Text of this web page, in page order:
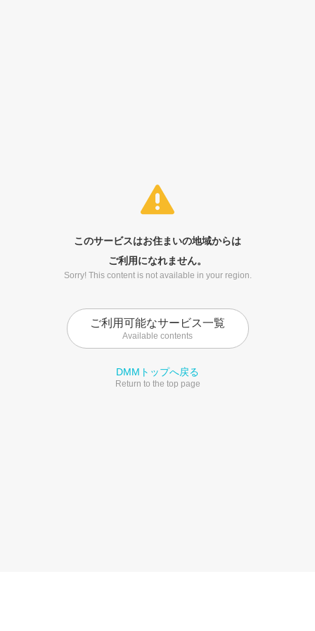
このサービスはお住まいの地域からは
ご利用になれません。
Sorry! This content is not available in your region.
ご利用可能なサービス一覧
Available contents
DMMトップへ戻る
Return to the top page